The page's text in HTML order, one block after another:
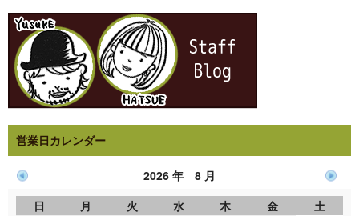
営業日カレンダー
2026 年 8 月
日
月 火 水 木 金
土